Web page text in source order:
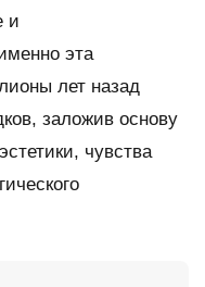
и
эта
лет назад
заложив основу
чувства